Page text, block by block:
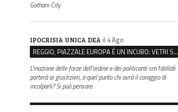
Gotham City
IPOCRISIA UNICA DEA il 4 Ago
REGGIO, PIAZZALE EUROPA È UN INCUBO: VETRI SPACCATI E FURTI SULLE AUTO IN SOSTA
L'inazione delle forze dell'ordine e dei politicanti sm1dollati
porterà ai giustizieri, a quel punto chi avrà il coraggio di
incolparli? Si può pensare